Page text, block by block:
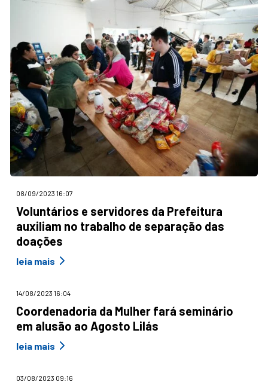
08/09/2023 16:07
Voluntários e servidores da Prefeitura
auxiliam no trabalho de separação das
doações
leia mais
14/08/2023 16:04
Coordenadoria da Mulher fará seminário
em alusão ao Agosto Lilás
leia mais
03/08/2023 09:16